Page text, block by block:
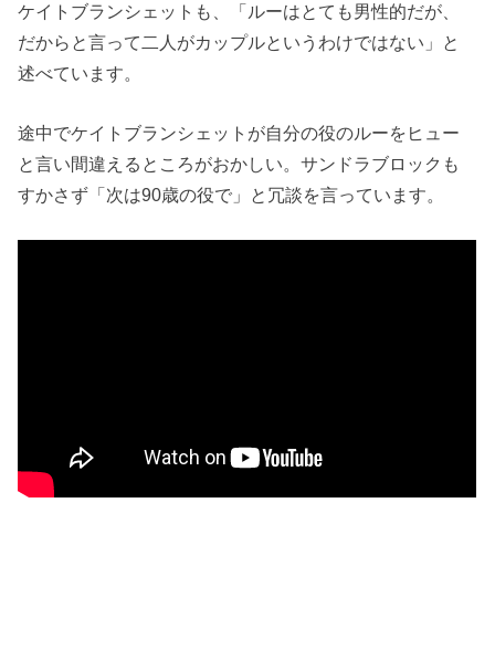
ケイトブランシェットも、「ルーはとても男性的だが、
だからと言って二人がカップルというわけではない」と
述べています。
途中でケイトブランシェットが自分の役のルーをヒュー
と言い間違えるところがおかしい。サンドラブロックも
すかさず「次は90歳の役で」と冗談を言っています。